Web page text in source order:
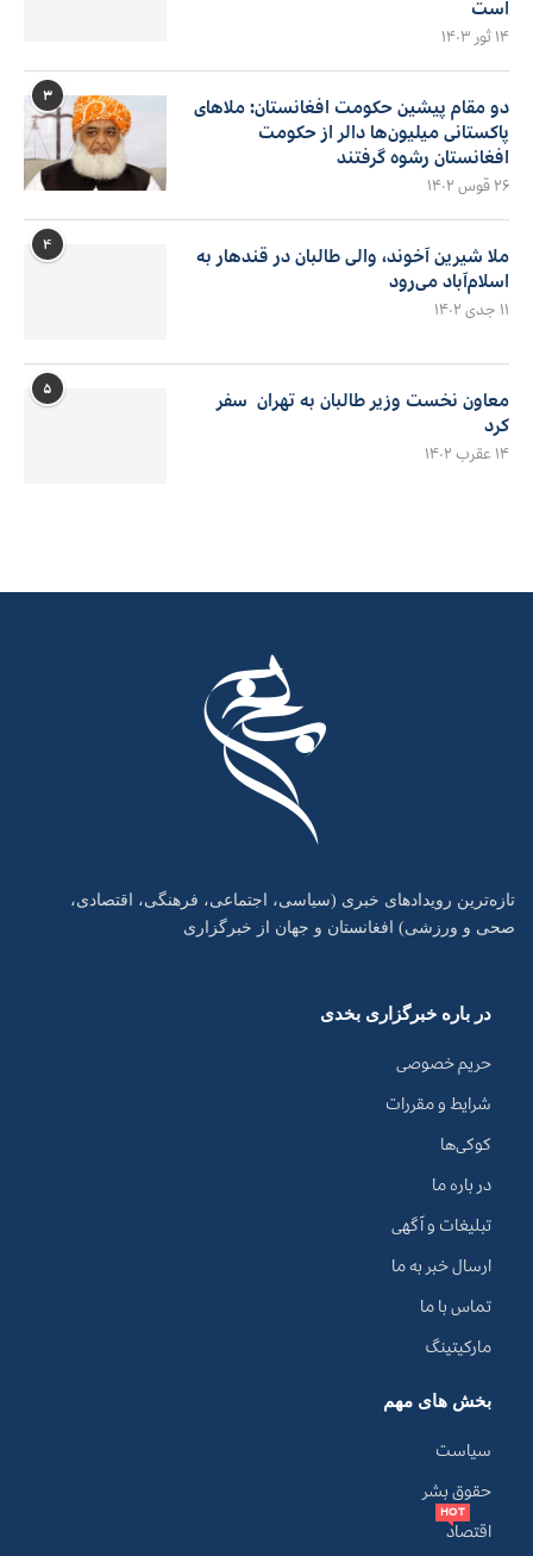
است
۱۴ ثور ۱۴۰۳
۳
دو مقام پیشین حکومت افغانستان: ملاهای
پاکستانی میلیون‌ها دالر از حکومت
افغانستان رشوه گرفتند
۲۶ قوس ۱۴۰۲
۴
ملا شیرین آخوند، والی طالبان در قندهار به
اسلام‌آباد می‌رود
۱۱ جدی ۱۴۰۲
۵
معاون نخست وزیر طالبان به تهران سفر
کرد
۱۴ عقرب ۱۴۰۲
تازه‌ترین رویدادهای خبری (سیاسی، اجتماعی، فرهنگی، اقتصادی،
صحی و ورزشی) افغانستان و جهان از خبرگزاری
در باره خبرگزاری بخدی
حریم خصوصی
شرایط و مقررات
کوکی‌ها
در باره ما
تبلیغات و آگهی
ارسال خبر به ما
تماس با ما
مارکیتینگ
بخش های مهم
سیاست
حقوق بشر
اقتصاد
HOT